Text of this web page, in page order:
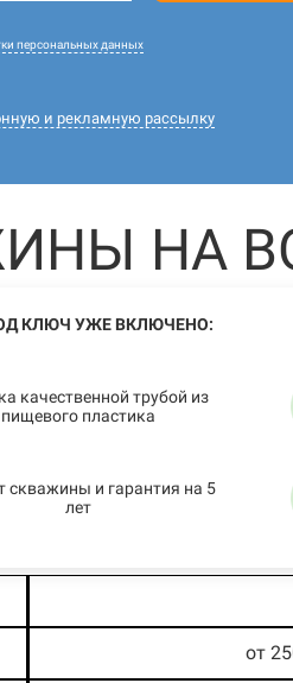
персональных данных
и рекламную рассылку
НА
КЛЮЧ УЖЕ ВКЛЮЧЕНО:
качественной трубой из
пищевого пластика
скважины и гарантия на 5
лет
от